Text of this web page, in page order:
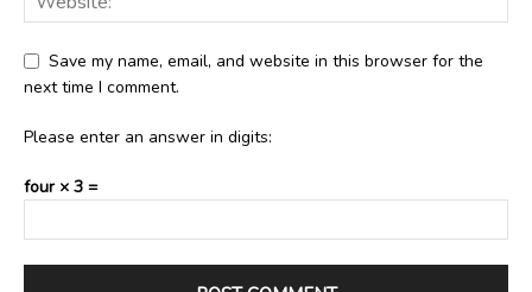
Save my name, email, and website in this browser for the
next time I comment.
Please enter an answer in digits:
four × 3 =